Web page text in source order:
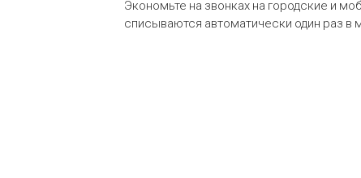
Экономьте на звонках на городские и
списываются автоматически один раз в